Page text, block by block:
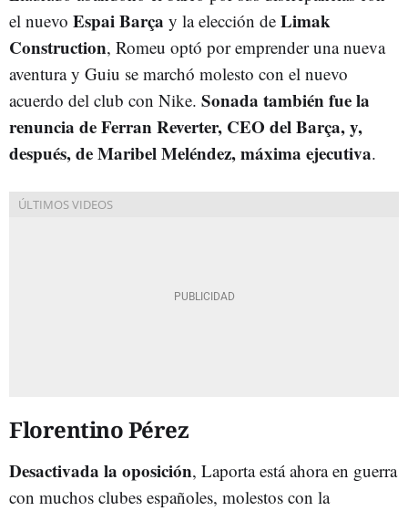
el nuevo Espai Barça y la elección de Limak
Construction, Romeu optó por emprender una nueva
aventura y Guiu se marchó molesto con el nuevo
acuerdo del club con Nike. Sonada también fue la
renuncia de Ferran Reverter, CEO del Barça, y,
después, de Maribel Meléndez, máxima ejecutiva.
Florentino Pérez
Desactivada la oposición, Laporta está ahora en guerra
con muchos clubes españoles, molestos con la